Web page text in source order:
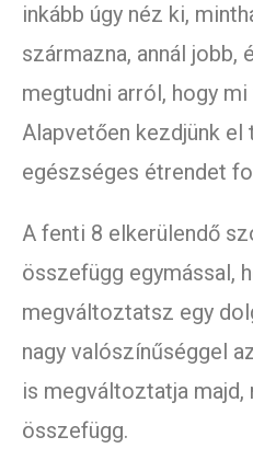
inkább úgy néz ki,
származna, annál jobb,
megtudni arról, hogy
Alapvetően kezdjünk el
egészséges étrendet
A fenti 8 elkerülendő
összefügg egymással,
megváltoztatsz egy
nagy valószínűséggel
is megváltoztatja majd,
összefügg.